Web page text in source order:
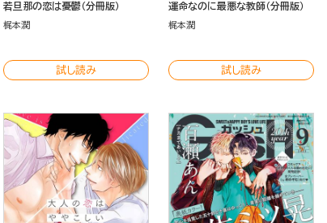
若旦那の恋は憂鬱（分冊版）
梶本潤
試し読み
運命なのに最悪な教師（分冊版）
梶本潤
試し読み